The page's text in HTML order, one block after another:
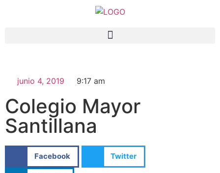
junio 4, 2019 9:17 am
Colegio Mayor
Santillana
Facebook Twitter